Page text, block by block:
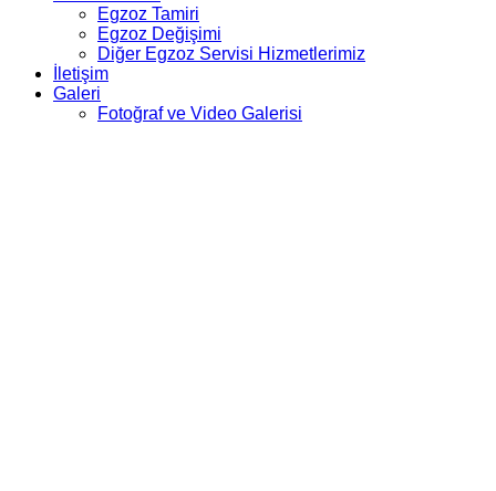
Egzoz Tamiri
Egzoz Değişimi
Diğer Egzoz Servisi Hizmetlerimiz
İletişim
Galeri
Fotoğraf ve Video Galerisi